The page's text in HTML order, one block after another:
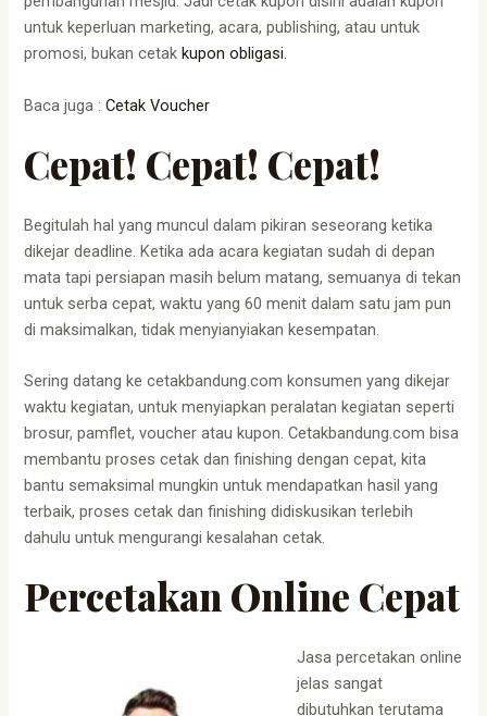
untuk keperluan marketing, acara, publishing, atau untuk
promosi, bukan cetak kupon obligasi.
Baca juga :Cetak Voucher
Cepat! Cepat! Cepat!
Begitulah hal yang muncul dalam pikiran seseorang ketika
dikejar deadline. Ketika ada acara kegiatan sudah di depan
mata tapi persiapan masih belum matang, semuanya di tekan
untuk serba cepat, waktu yang 60 menit dalam satu jam pun
di maksimalkan, tidak menyianyiakan kesempatan.
Sering datang ke cetakbandung.com konsumen yang dikejar
waktu kegiatan, untuk menyiapkan peralatan kegiatan seperti
brosur, pamflet, voucher atau kupon. Cetakbandung.com bisa
membantu proses cetak dan finishing dengan cepat, kita
bantu semaksimal mungkin untuk mendapatkan hasil yang
terbaik, proses cetak dan finishing didiskusikan terlebih
dahulu untuk mengurangi kesalahan cetak.
Percetakan Online Cepat
Jasa percetakan online
jelas sangat
dibutuhkan terutama